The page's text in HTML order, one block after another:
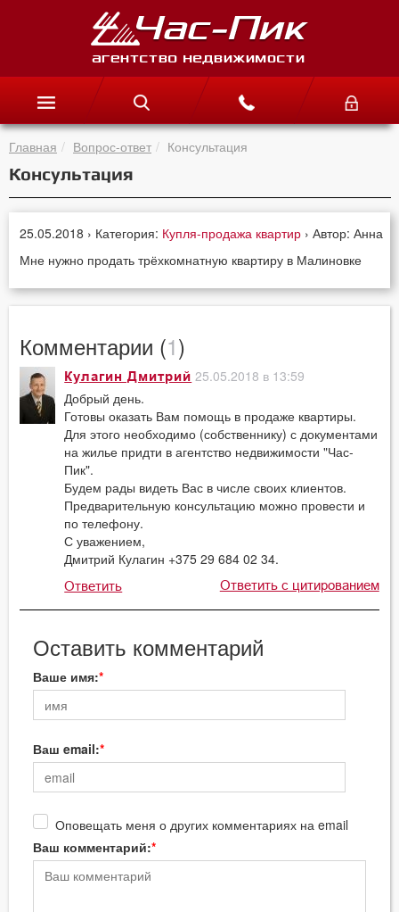
Главная Вопрос-ответ Консультация
Консультация
25.05.2018 › Категория: Купля-продажа квартир › Автор: Анна
Мне нужно продать трёхкомнатную квартиру в Малиновке
Комментарии (1)
Кулагин Дмитрий 25.05.2018 в 13:59
Добрый день.
Готовы оказать Вам помощь в продаже квартиры.
Для этого необходимо (собственнику) с документами
на жилье придти в агентство недвижимости "Час-
Пик".
Будем рады видеть Вас в числе своих клиентов.
Предварительную консультацию можно провести и
по телефону.
С уважением,
Дмитрий Кулагин +375 29 684 02 34.
Ответить Ответить с цитированием
Оставить комментарий
Ваше имя:
Ваш email:
Оповещать меня о других комментариях на email
Ваш комментарий: